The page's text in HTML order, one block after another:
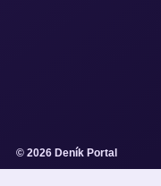
© 2026 Deník Portal